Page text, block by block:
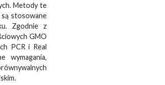
Metody te
stosowane
Zgodnie z
GMO
PCR i Real
wymagania,